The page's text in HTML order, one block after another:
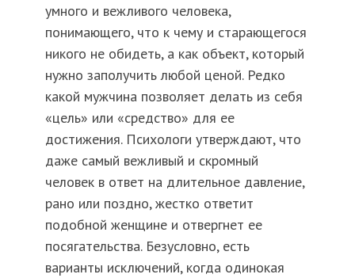
умного и вежливого человека,
понимающего, что к чему и старающегося
никого не обидеть, а как объект, который
нужно заполучить любой ценой. Редко
какой мужчина позволяет делать из себя
«цель» или «средство» для ее
достижения. Психологи утверждают, что
даже самый вежливый и скромный
человек в ответ на длительное давление,
рано или поздно, жестко ответит
подобной женщине и отвергнет ее
посягательства. Безусловно, есть
варианты исключений, когда одинокая